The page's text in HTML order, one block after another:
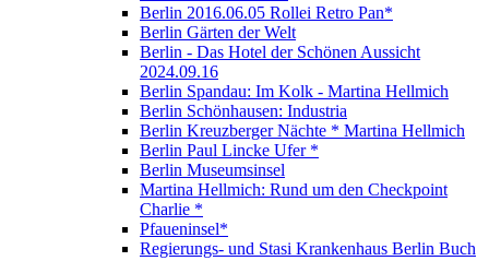
Berlin 2016.06.05 Rollei Retro Pan*
Berlin Gärten der Welt
Berlin - Das Hotel der Schönen Aussicht
2024.09.16
Berlin Spandau: Im Kolk - Martina Hellmich
Berlin Schönhausen: Industria
Berlin Kreuzberger Nächte * Martina Hellmich
Berlin Paul Lincke Ufer *
Berlin Museumsinsel
Martina Hellmich: Rund um den Checkpoint
Charlie *
Pfaueninsel*
Regierungs- und Stasi Krankenhaus Berlin Buch